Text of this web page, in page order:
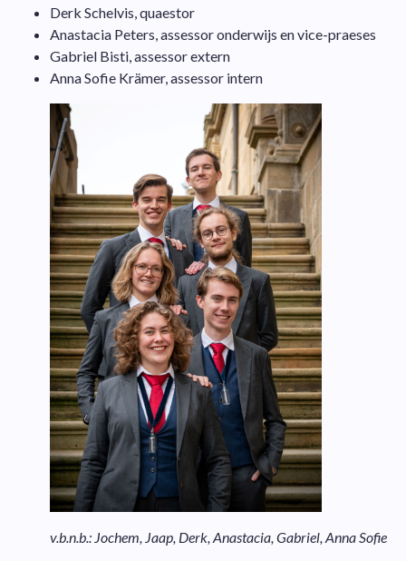
Derk Schelvis, quaestor
Anastacia Peters, assessor onderwijs en vice-praeses
Gabriel Bisti, assessor extern
Anna Sofie Krämer, assessor intern
v.b.n.b.: Jochem, Jaap, Derk, Anastacia, Gabriel, Anna Sofie